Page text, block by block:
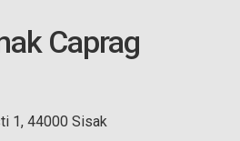
Caprag
1, 44000 Sisak